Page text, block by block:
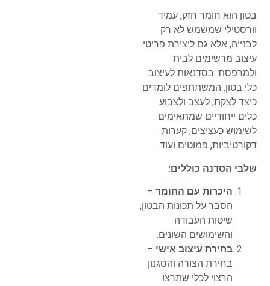
בטון הוא חומר חזק, עמיד
וורסטילי שמשמש לא רק
לבנייה, אלא גם ליצירת פריטי
עיצוב מרשימים לבית
ולמרפסת. בסדנאות לעיצוב
כלי בטון, המשתתפים לומדים
כיצד לצקת, לעצב ולצבוע
כלים ייחודיים שמתאימים
לשימוש כעציצים, קערות
דקורטיביות, פמוטים ועוד.
שלבי הסדנה כוללים:
היכרות עם החומר –
הסבר על תכונות הבטון,
שיטות העבודה
והשימושים השונים.
בחירת עיצוב אישי –
בחירת הצורה והסגנון
הרצוי לכלי שתרצו